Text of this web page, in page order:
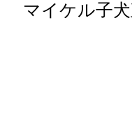
マイケル子犬